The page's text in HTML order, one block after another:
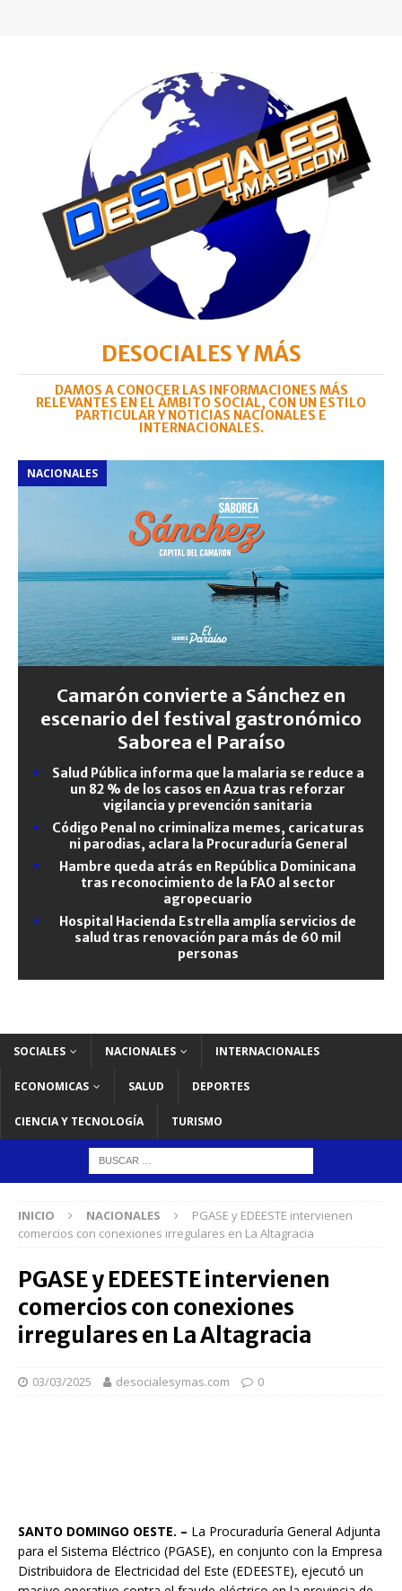
DESOCIALES Y MÁS
DAMOS A CONOCER LAS INFORMACIONES MÁS
RELEVANTES EN EL ÁMBITO SOCIAL, CON UN ESTILO
PARTICULAR Y NOTICIAS NACIONALES E
INTERNACIONALES.
NACIONALES
Camarón convierte a Sánchez en
escenario del festival gastronómico
Saborea el Paraíso
Salud Pública informa que la malaria se reduce a
un 82 % de los casos en Azua tras reforzar
vigilancia y prevención sanitaria
Código Penal no criminaliza memes, caricaturas
ni parodias, aclara la Procuraduría General
Hambre queda atrás en República Dominicana
tras reconocimiento de la FAO al sector
agropecuario
Hospital Hacienda Estrella amplía servicios de
salud tras renovación para más de 60 mil
personas
SOCIALES NACIONALES INTERNACIONALES
ECONOMICAS SALUD DEPORTES
CIENCIA Y TECNOLOGÍA TURISMO
INICIO NACIONALES
PGASE y EDEESTE intervienen
comercios con conexiones irregulares en La Altagracia
PGASE y EDEESTE intervienen
comercios con conexiones
irregulares en La Altagracia
03/03/2025 desocialesymas.com 0
SANTO DOMINGO OESTE. – La Procuraduría General Adjunta
para el Sistema Eléctrico (PGASE), en conjunto con la Empresa
Distribuidora de Electricidad del Este (EDEESTE), ejecutó un